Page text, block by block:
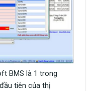
BMS là 1 trong
tiên của thị